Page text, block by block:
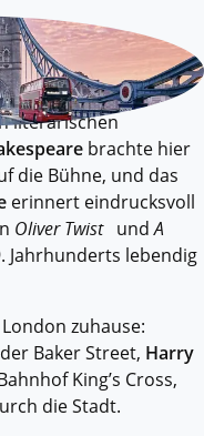
literarischen
brachte hier
die Bühne, und das
erinnert eindrucksvoll
Oliver Twist undA
Jahrhunderts lebendig
zuhause:
Baker Street, Harry
King’s Cross,
die Stadt.